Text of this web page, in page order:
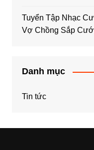
Tuyển Tập Nhạc
Vợ Chồng Sắp
Danh mục
Tin tức